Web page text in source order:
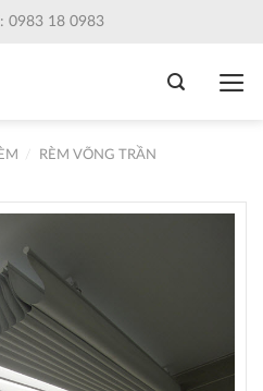
0983 18 0983
RÈM VÕNG TRẦN